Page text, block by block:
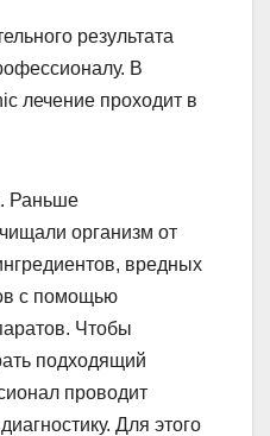
результата
В
лечение проходит в
Раньше
организм от
вредных
с помощью
Чтобы
подходящий
проводит
Для этого